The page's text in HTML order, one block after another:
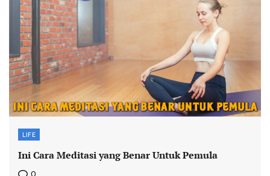
LIFE
Ini Cara Meditasi yang Benar Untuk Pemula
0